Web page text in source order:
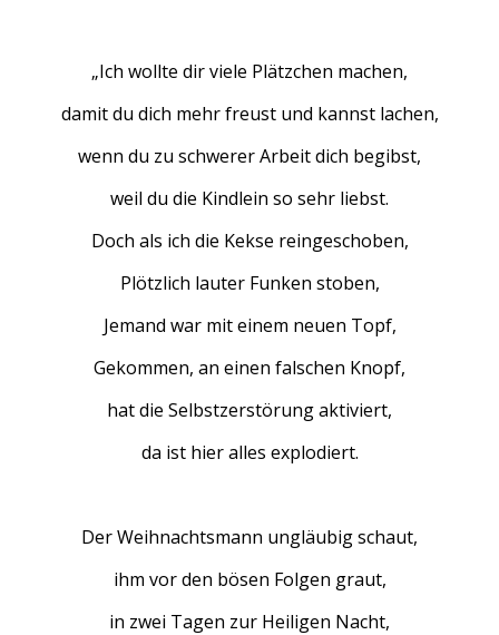
„Ich wollte dir viele Plätzchen machen,
damit du dich mehr freust und kannst lachen,
wenn du zu schwerer Arbeit dich begibst,
weil du die Kindlein so sehr liebst.
Doch als ich die Kekse reingeschoben,
Plötzlich lauter Funken stoben,
Jemand war mit einem neuen Topf,
Gekommen, an einen falschen Knopf,
hat die Selbstzerstörung aktiviert,
da ist hier alles explodiert.
Der Weihnachtsmann ungläubig schaut,
ihm vor den bösen Folgen graut,
in zwei Tagen zur Heiligen Nacht,